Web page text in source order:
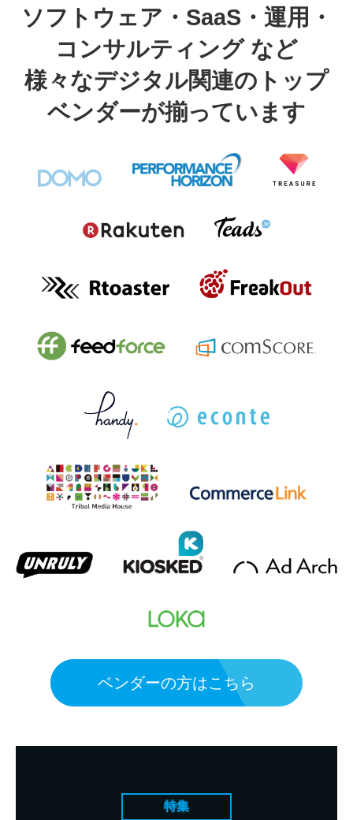
ソフトウェア・SaaS・運用・
コンサルティング など
様々なデジタル関連のトップ
ベンダーが揃っています
ベンダーの方はこちら
特集